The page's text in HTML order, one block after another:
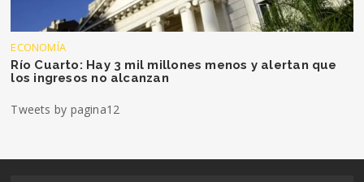
ECONOMÍA
Río Cuarto: Hay 3 mil millones menos y alertan que
los ingresos no alcanzan
Tweets by pagina12